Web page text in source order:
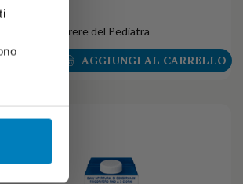
( € 0,95 /unità)
Previo parere del Pediatra
AGGIUNGI AL CARRELLO